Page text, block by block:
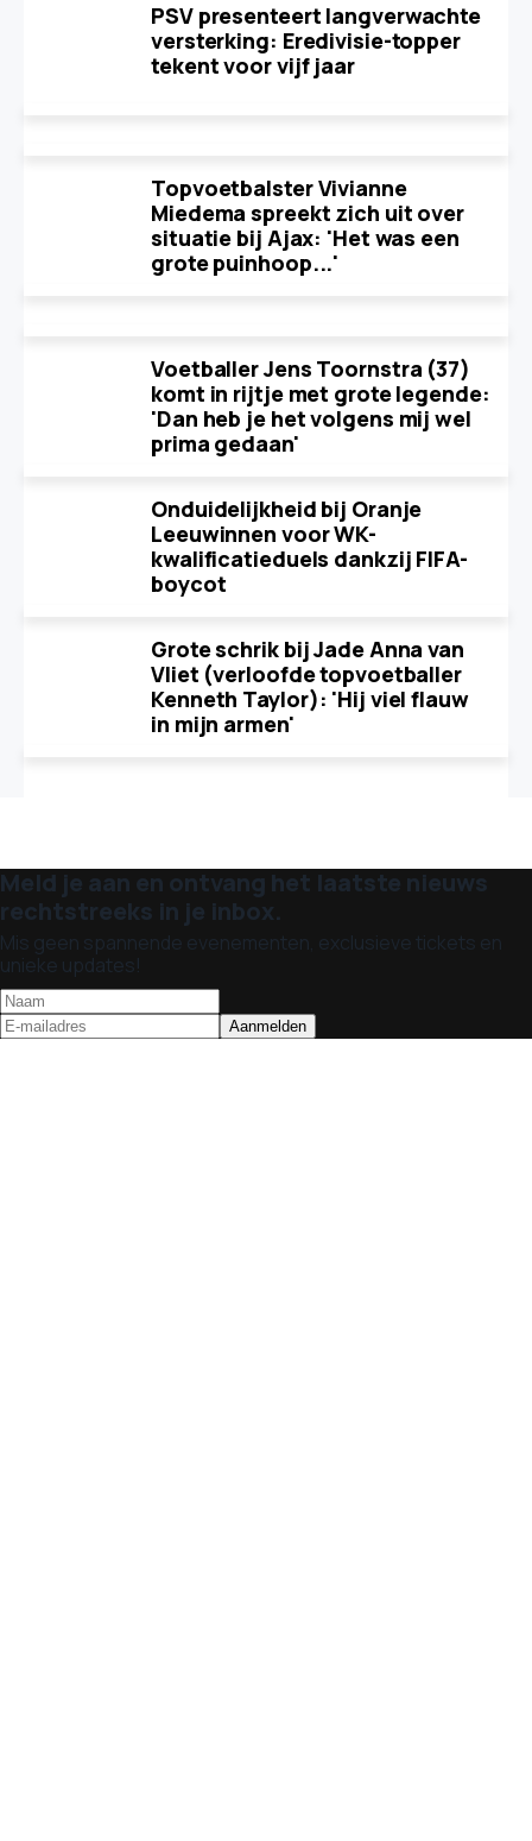
PSV presenteert langverwachte
versterking: Eredivisie-topper
tekent voor vijf jaar
Topvoetbalster Vivianne
Miedema spreekt zich uit over
situatie bij Ajax: 'Het was een
grote puinhoop...'
Voetballer Jens Toornstra (37)
komt in rijtje met grote legende:
'Dan heb je het volgens mij wel
prima gedaan'
Onduidelijkheid bij Oranje
Leeuwinnen voor WK-
kwalificatieduels dankzij FIFA-
boycot
Grote schrik bij Jade Anna van
Vliet (verloofde topvoetballer
Kenneth Taylor): 'Hij viel flauw
in mijn armen'
Meld je aan en ontvang het laatste nieuws
rechtstreeks in je inbox.
Mis geen spannende evenementen, exclusieve tickets en
unieke updates!